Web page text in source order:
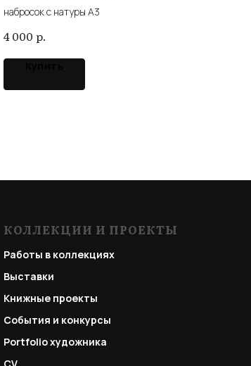
набросок с натуры А3
4 000 р.
КОЛЛЕКЦИИ И ПРОЕКТЫ
Работы в коллекциях
Выставки
Книжные проекты
События и конкурсы
Portfolioхудожника